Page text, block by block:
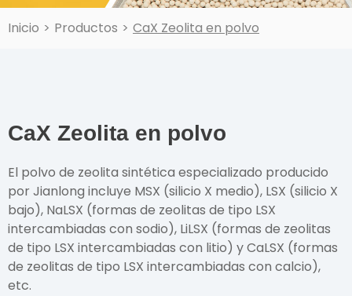
Inicio > Productos > CaX Zeolita en polvo
CaX Zeolita en polvo
El polvo de zeolita sintética especializado producido
por Jianlong incluye MSX (silicio X medio), LSX (silicio X
bajo), NaLSX (formas de zeolitas de tipo LSX
intercambiadas con sodio), LiLSX (formas de zeolitas
de tipo LSX intercambiadas con litio) y CaLSX (formas
de zeolitas de tipo LSX intercambiadas con calcio),
etc.